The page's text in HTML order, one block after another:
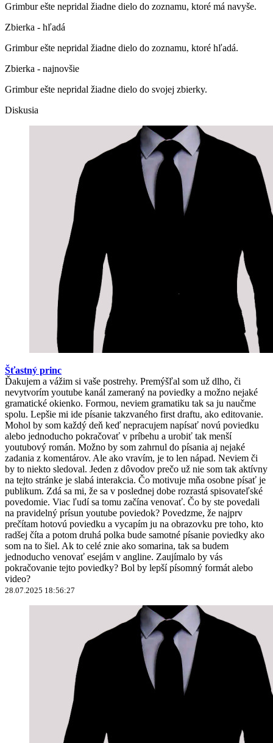
Grimbur ešte nepridal žiadne dielo do zoznamu, ktoré má navyše.
Zbierka - hľadá
Grimbur ešte nepridal žiadne dielo do zoznamu, ktoré hľadá.
Zbierka - najnovšie
Grimbur ešte nepridal žiadne dielo do svojej zbierky.
Diskusia
Šťastný princ
Ďakujem a vážim si vaše postrehy. Premýšľal som už dlho, či
nevytvorím youtube kanál zameraný na poviedky a možno nejaké
gramatické okienko. Formou, neviem gramatiku tak sa ju naučme
spolu. Lepšie mi ide písanie takzvaného first draftu, ako editovanie.
Mohol by som každý deň keď nepracujem napísať novú poviedku
alebo jednoducho pokračovať v príbehu a urobiť tak menší
youtubový román. Možno by som zahrnul do písania aj nejaké
zadania z komentárov. Ale ako vravím, je to len nápad. Neviem či
by to niekto sledoval. Jeden z dôvodov prečo už nie som tak aktívny
na tejto stránke je slabá interakcia. Čo motivuje mňa osobne písať je
publikum. Zdá sa mi, že sa v poslednej dobe rozrastá spisovateľské
povedomie. Viac ľudí sa tomu začína venovať. Čo by ste povedali
na pravidelný prísun youtube poviedok? Povedzme, že najprv
prečítam hotovú poviedku a vycapím ju na obrazovku pre toho, kto
radšej číta a potom druhá polka bude samotné písanie poviedky ako
som na to šiel. Ak to celé znie ako somarina, tak sa budem
jednoducho venovať esejám v angline. Zaujímalo by vás
pokračovanie tejto poviedky? Bol by lepší písomný formát alebo
video?
28.07.2025 18:56:27